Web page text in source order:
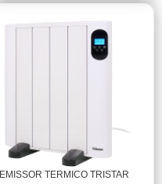
EMISSOR TERMICO TRISTAR